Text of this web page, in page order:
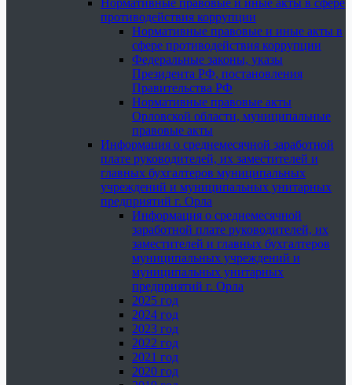
Нормативные правовые и иные акты в сфере
противодействия коррупции
Нормативные правовые и иные акты в
сфере противодействия коррупции
Федеральные законы, указы
Президента РФ, постановления
Правительства РФ
Нормативные правовые акты
Орловской области, муниципальные
правовые акты
Информация о среднемесячной заработной
плате руководителей, их заместителей и
главных бухгалтеров муниципальных
учреждений и муниципальных унитарных
предприятий г. Орла
Информация о среднемесячной
заработной плате руководителей, их
заместителей и главных бухгалтеров
муниципальных учреждений и
муниципальных унитарных
предприятий г. Орла
2025 год
2024 год
2023 год
2022 год
2021 год
2020 год